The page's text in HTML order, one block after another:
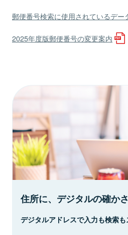
郵便番号検索に使用されているデー
2025年度版郵便番号の変更案内
住所に、デジタルの確かさ
デジタルアドレスで入力も検索も